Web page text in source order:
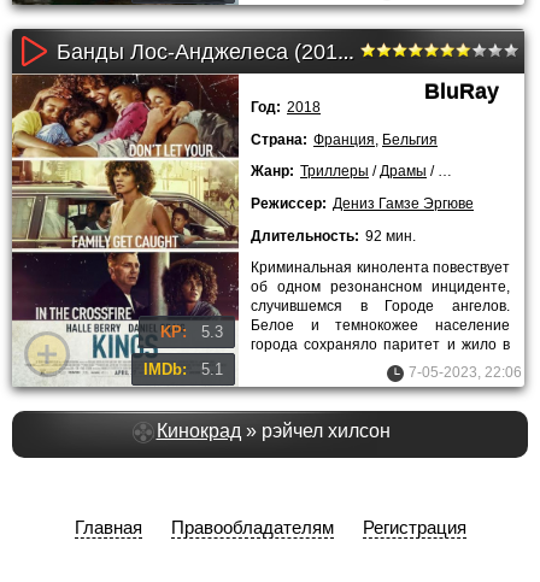
Банды Лос-Анджелеса (2018)
KP: 5.3
IMDb: 5.1
BluRay
Год: 2018
Страна: Франция Бельгия
Жанр: Триллеры /Драмы / Мелодрамы
Режиссер: Дениз Гамзе Эргюве
Длительность: 92 мин.
Криминальная кинолента повествует
об одном резонансном инциденте,
случившемся в Городе ангелов.
Белое и темнокожее население
города сохраняло паритет и жило в
мире. В 1991 году расизм не7-05-2023, 22:06
Кинокрад » рэйчел хилсон
Главная Правообладателям Регистрация